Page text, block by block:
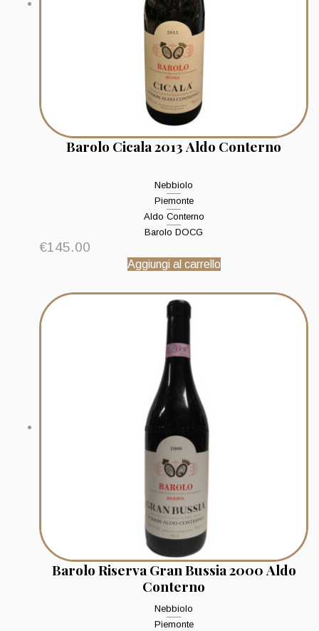
Barolo Cicala 2013 Aldo Conterno
Nebbiolo
Piemonte
Aldo Conterno
Barolo DOCG
€145.00
Aggiungi al carrello
Barolo Riserva Gran Bussia 2000 Aldo
Conterno
Nebbiolo
Piemonte